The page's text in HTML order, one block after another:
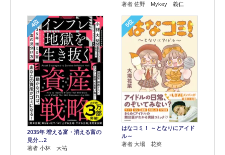
著者 佐野 Mykey 義仁
4位
2035年 増える富・消える富の
見分…2
著者 小林 大祐
5位
はなコミ！ ～となりにアイド
ル～
著者 大場 花菜